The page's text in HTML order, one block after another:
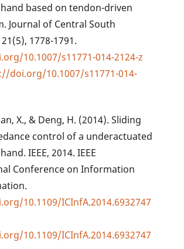
based on tendon-driven
Journal of Central South
1778-1791.
10.1007/s11771-014-2124-z
doi.org/10.1007/s11771-014-
X., & Deng, H. (2014). Sliding
control of a underactuated
IEEE, 2014. IEEE
Conference on Information
10.1109/ICInfA.2014.6932747
10.1109/ICInfA.2014.6932747